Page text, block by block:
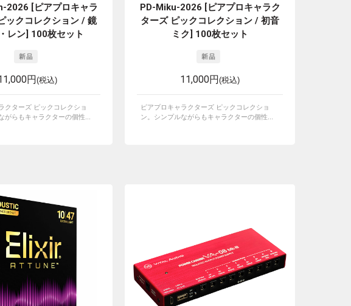
2026 [ピアプロキャラ
ックコレクション / 鏡
レン] 100枚セット
円(税込)
クターズ ピックコレクショ
がらもキャラクターの個性...
PD-Miku-2026 [ピアプロキャラク
ターズ ピックコレクション / 初音
ミク] 100枚セット
11,000円(税込)
ピアプロキャラクターズ ピックコレクショ
ン。シンプルながらもキャラクターの個性...